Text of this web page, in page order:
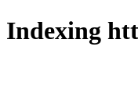
Indexing